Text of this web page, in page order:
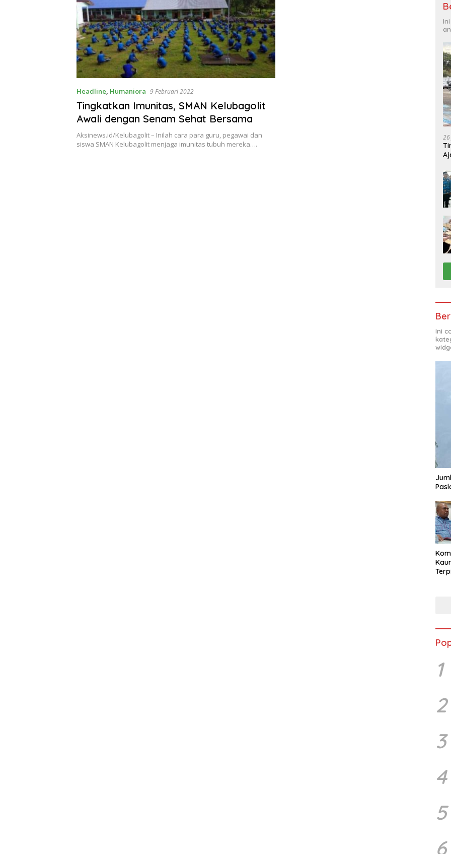
Headline, Humaniora 9 Februari 2022
Tingkatkan Imunitas, SMAN Kelubagolit
Awali dengan Senam Sehat Bersama
Aksinews.id/Kelubagolit – Inilah cara para guru, pegawai dan
siswa SMAN Kelubagolit menjaga imunitas tubuh mereka….
Ini
1
2
3
4
5
6